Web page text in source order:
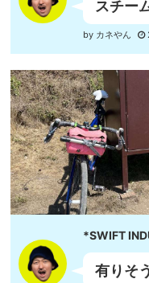
スチー
by カネやん
*SWIFT
有りそ